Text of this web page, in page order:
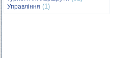
Управління (1)